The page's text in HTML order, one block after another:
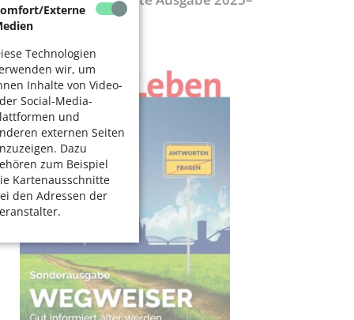
Externe
Technologien
wir, um
Inhalte von Video-
Social-Media-
und
externen Seiten
Dazu
zum Beispiel
Kartenausschnitte
den Adressen der